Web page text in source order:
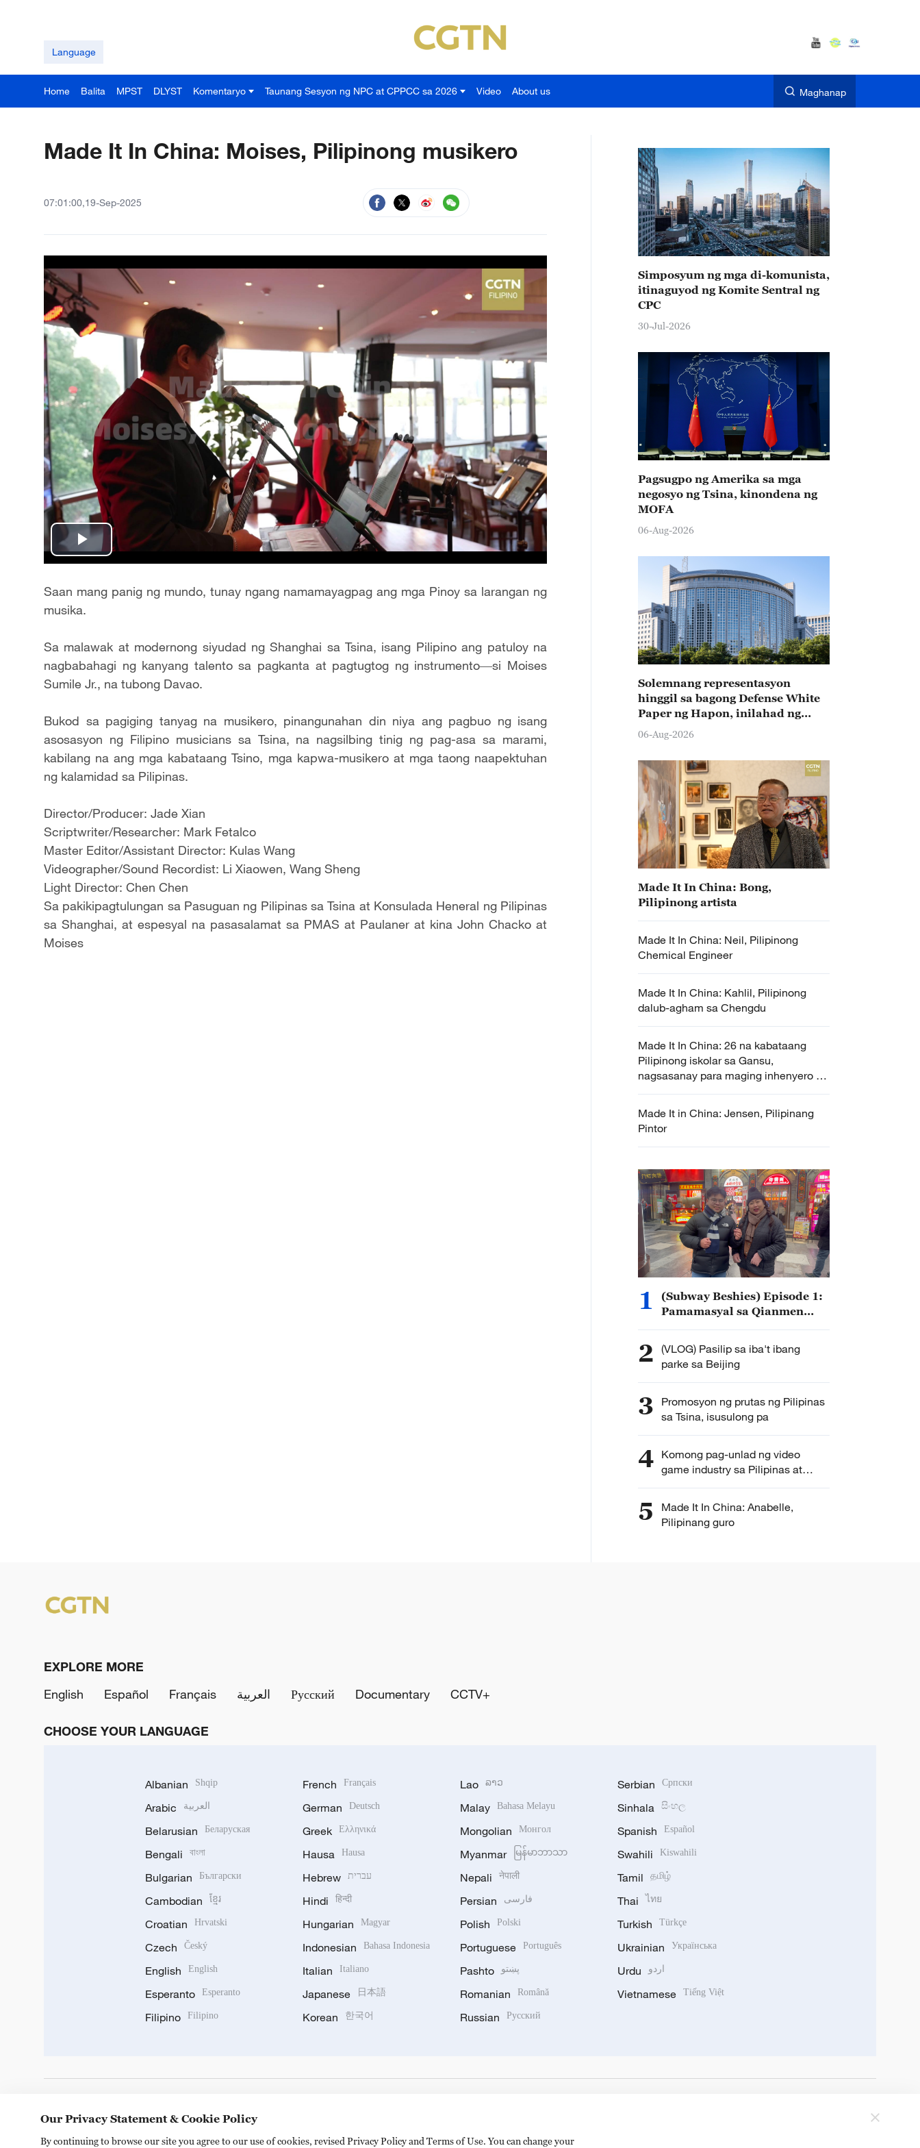
Language
Home Balita MPST DLYST Komentaryo Taunang Sesyon ng NPC at CPPCC sa 2026 Video About us Maghanap
Made It In China: Moises, Pilipinong musikero
07:01:00,19-Sep-2025
Play
Video
Saan mang panig ng mundo, tunay ngang namamayagpag ang mga Pinoy sa larangan ng
musika.
Sa malawak at modernong siyudad ng Shanghai sa Tsina, isang Pilipino ang patuloy na
nagbabahagi ng kanyang talento sa pagkanta at pagtugtog ng instrumento―si Moises
Sumile Jr., na tubong Davao.
Bukod sa pagiging tanyag na musikero, pinangunahan din niya ang pagbuo ng isang
asosasyon ng Filipino musicians sa Tsina, na nagsilbing tinig ng pag-asa sa marami,
kabilang na ang mga kabataang Tsino, mga kapwa-musikero at mga taong naapektuhan
ng kalamidad sa Pilipinas.
Director/Producer: Jade Xian
Scriptwriter/Researcher: Mark Fetalco
Master Editor/Assistant Director: Kulas Wang
Videographer/Sound Recordist: Li Xiaowen, Wang Sheng
Light Director: Chen Chen
Sa pakikipagtulungan sa Pasuguan ng Pilipinas sa Tsina at Konsulada Heneral ng Pilipinas
sa Shanghai, at espesyal na pasasalamat sa PMAS at Paulaner at kina John Chacko at
Moises
Simposyum ng mga di-komunista,
itinaguyod ng Komite Sentral ng
CPC
30-Jul-2026
Pagsugpo ng Amerika sa mga
negosyo ng Tsina, kinondena ng
MOFA
06-Aug-2026
Solemnang representasyon
hinggil sa bagong Defense White
Paper ng Hapon, inilahad ng
Tsina
06-Aug-2026
Made It In China: Bong,
Pilipinong artista
Made It In China: Neil, Pilipinong
Chemical Engineer
Made It In China: Kahlil, Pilipinong
dalub-agham sa Chengdu
Made It In China: 26 na kabataang
Pilipinong iskolar sa Gansu,
nagsasanay para maging inhenyero ng
berdeng enerhiya
Made It in China: Jensen, Pilipinang
Pintor
1
(Subway Beshies) Episode 1:
Pamamasyal sa Qianmen
2 (VLOG) Pasilip sa iba't ibang
parke sa Beijing
3
Promosyon ng prutas ng Pilipinas
sa Tsina, isusulong pa
4 Komong pag-unlad ng video
game industry sa Pilipinas at
Tsina, hangad ng GDAP
5
Made It In China: Anabelle,
Pilipinang guro
EXPLORE MORE
English
Español Français العربية Русский Documentary CCTV+
CHOOSE YOUR LANGUAGE
Albanian Shqip
Arabic العربية
Belarusian Беларуская
Bengali বাংলা
Bulgarian Български
Cambodian ខ្មែរ
Croatian Hrvatski
Czech Český
English English
Esperanto Esperanto
Filipino Filipino
French Français
German Deutsch
Greek Ελληνικά
Hausa Hausa
Hebrew עברית
Hindi हिन्दी
Hungarian Magyar
Indonesian Bahasa Indonesia
Italian Italiano
Japanese 日本語
Korean 한국어
Lao ລາວ
Malay Bahasa Melayu
Mongolian Монгол
Myanmar မြန်မာဘာသာ
Nepali नेपाली
Persian فارسی
Polish Polski
Portuguese Português
Pashto پښتو
Romanian Română
Russian Русский
Serbian Српски
Sinhala සිංහල
Spanish Español
Swahili Kiswahili
Tamil தமிழ்
Thai ไทย
Turkish Türkçe
Ukrainian Українська
Urdu اردو
Vietnamese Tiếng Việt
Our Privacy Statement & Cookie Policy
By continuing to browse our site you agree to our use of cookies, revised Privacy Policy and Terms of Use. You can change your